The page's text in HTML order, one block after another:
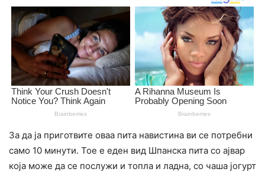
За да ја приготвите оваа пита навистина ви се потребни
само 10 минути. Тое е еден вид Шпанска пита со ајвар
која може да се послужи и топла и ладна, со чаша јогурт